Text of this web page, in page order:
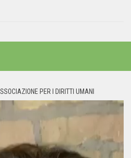
PER I DIRITTI UMANI